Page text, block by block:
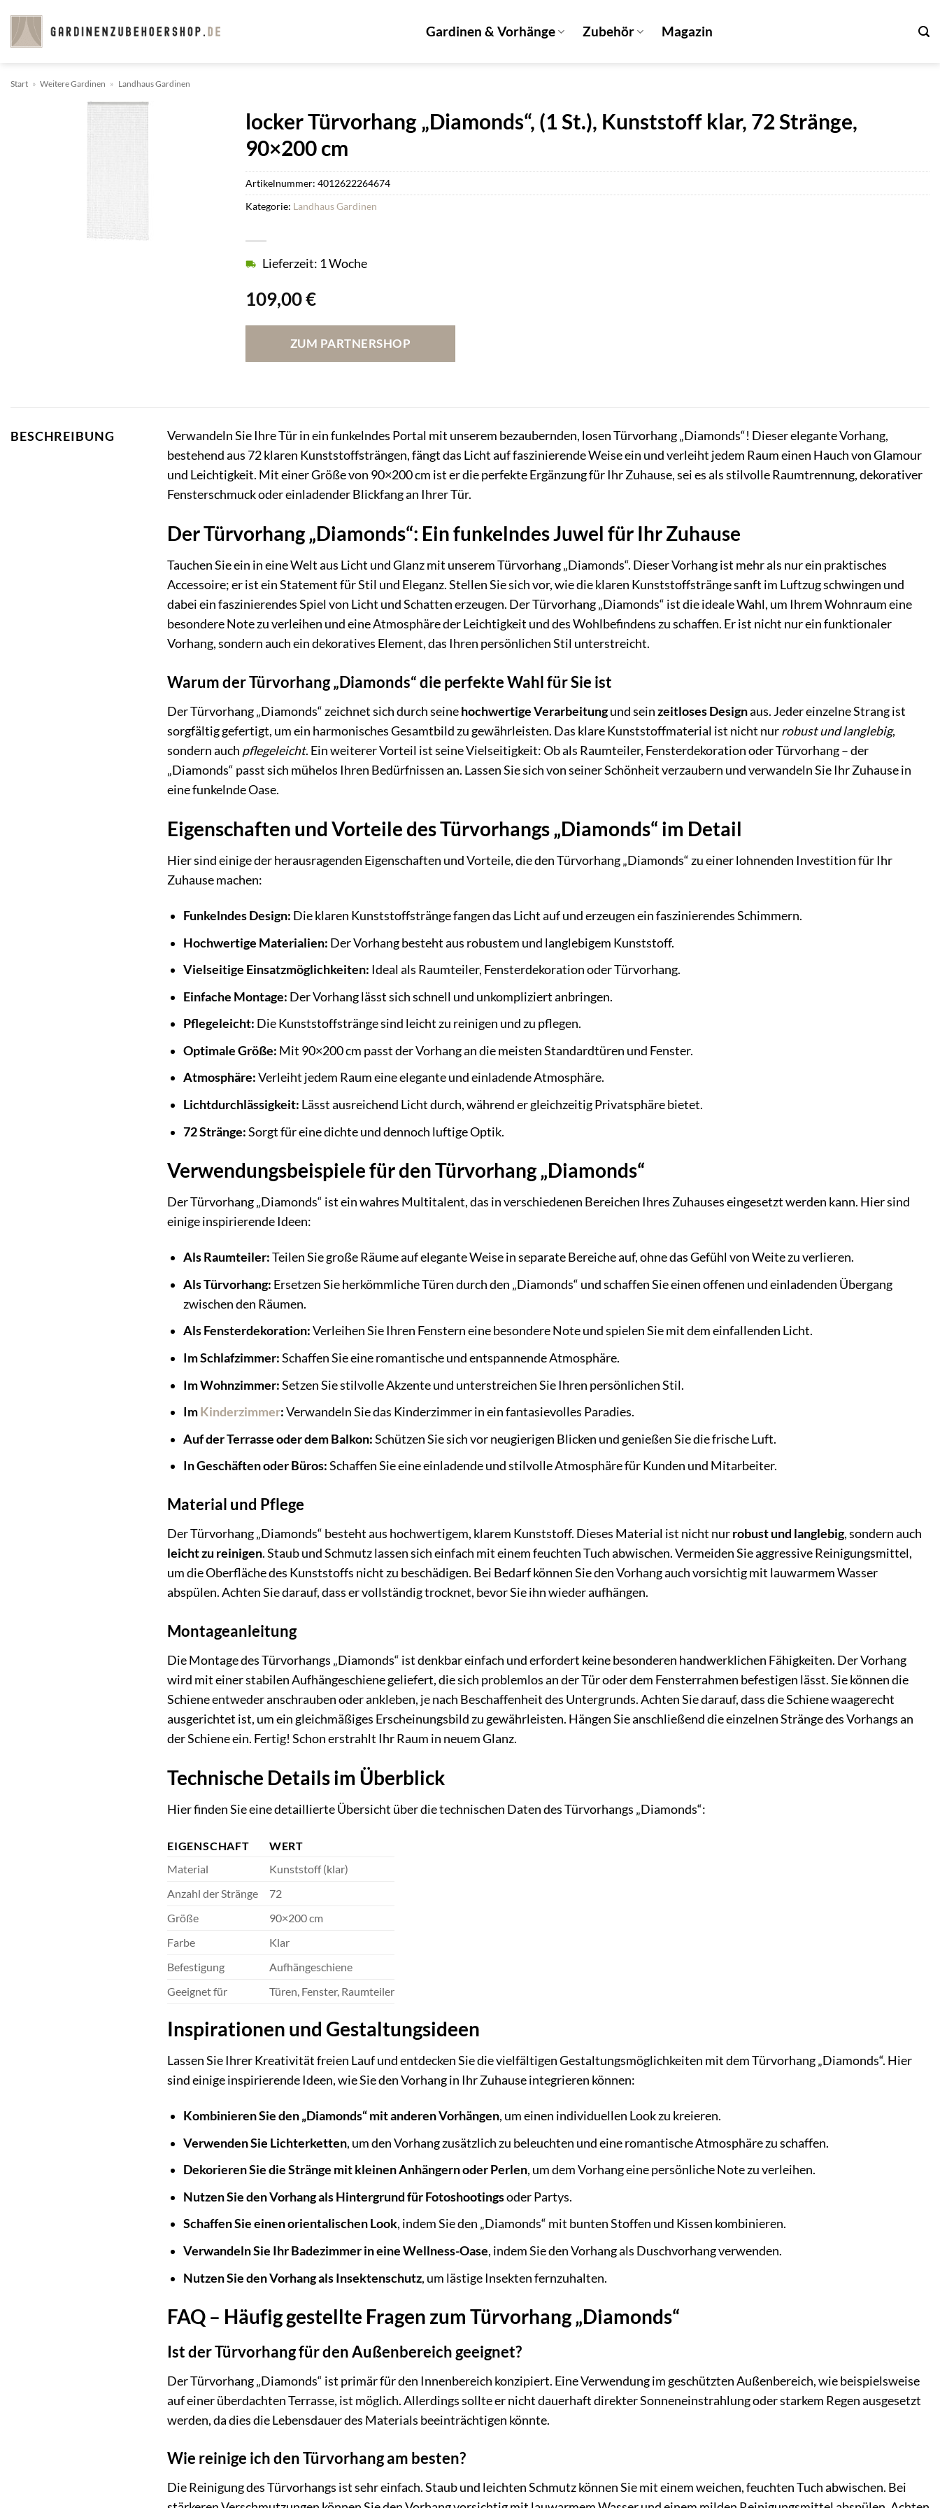
Inhalt
springen
Gardinen & Vorhänge Zubehör Magazin
Start » Weitere Gardinen » Landhaus Gardinen
locker Türvorhang „Diamonds“, (1 St.), Kunststoff klar, 72 Stränge,
90×200 cm
109,00€
Lieferzeit: 1 Woche
ZUM PARTNERSHOP
Artikelnummer: 4012622264674
Kategorie: Landhaus Gardinen
BESCHREIBUNG
Verwandeln Sie Ihre Tür in ein funkelndes Portal mit unserem bezaubernden, losen Türvorhang „Diamonds“! Dieser elegante Vorhang,
bestehend aus 72 klaren Kunststoffsträngen, fängt das Licht auf faszinierende Weise ein und verleiht jedem Raum einen Hauch von Glamour
und Leichtigkeit. Mit einer Größe von 90×200 cm ist er die perfekte Ergänzung für Ihr Zuhause, sei es als stilvolle Raumtrennung, dekorativer
Fensterschmuck oder einladender Blickfang an Ihrer Tür.
Der Türvorhang „Diamonds“: Ein funkelndes Juwel für Ihr Zuhause
Tauchen Sie ein in eine Welt aus Licht und Glanz mit unserem Türvorhang „Diamonds“. Dieser Vorhang ist mehr als nur ein praktisches
Accessoire; er ist ein Statement für Stil und Eleganz. Stellen Sie sich vor, wie die klaren Kunststoffstränge sanft im Luftzug schwingen und
dabei ein faszinierendes Spiel von Licht und Schatten erzeugen. Der Türvorhang „Diamonds“ ist die ideale Wahl, um Ihrem Wohnraum eine
besondere Note zu verleihen und eine Atmosphäre der Leichtigkeit und des Wohlbefindens zu schaffen. Er ist nicht nur ein funktionaler
Vorhang, sondern auch ein dekoratives Element, das Ihren persönlichen Stil unterstreicht.
Warum der Türvorhang „Diamonds“ die perfekte Wahl für Sie ist
Der Türvorhang „Diamonds“ zeichnet sich durch seinehochwertige Verarbeitungund seinzeitloses Designaus. Jeder einzelne Strang ist
sorgfältig gefertigt, um ein harmonisches Gesamtbild zu gewährleisten. Das klare Kunststoffmaterial ist nicht nurrobust und langlebig,
sondern auch pflegeleicht. Ein weiterer Vorteil ist seine Vielseitigkeit: Ob als Raumteiler, Fensterdekoration oder Türvorhang – der
„Diamonds“ passt sich mühelos Ihren Bedürfnissen an. Lassen Sie sich von seiner Schönheit verzaubern und verwandeln Sie Ihr Zuhause in
eine funkelnde Oase.
Eigenschaften und Vorteile des Türvorhangs „Diamonds“ im Detail
Hier sind einige der herausragenden Eigenschaften und Vorteile, die den Türvorhang „Diamonds“ zu einer lohnenden Investition für Ihr
Zuhause machen:
Funkelndes Design: Die klaren Kunststoffstränge fangen das Licht auf und erzeugen ein faszinierendes Schimmern.
Hochwertige Materialien: Der Vorhang besteht aus robustem und langlebigem Kunststoff.
Vielseitige Einsatzmöglichkeiten: Ideal als Raumteiler, Fensterdekoration oder Türvorhang.
Einfache Montage: Der Vorhang lässt sich schnell und unkompliziert anbringen.
Pflegeleicht: Die Kunststoffstränge sind leicht zu reinigen und zu pflegen.
Optimale Größe: Mit 90×200 cm passt der Vorhang an die meisten Standardtüren und Fenster.
Atmosphäre:Verleiht jedem Raum eine elegante und einladende Atmosphäre.
Lichtdurchlässigkeit: Lässt ausreichend Licht durch, während er gleichzeitig Privatsphäre bietet.
72 Stränge:Sorgt für eine dichte und dennoch luftige Optik.
Verwendungsbeispiele für den Türvorhang „Diamonds“
Der Türvorhang „Diamonds“ ist ein wahres Multitalent, das in verschiedenen Bereichen Ihres Zuhauses eingesetzt werden kann. Hier sind
einige inspirierende Ideen:
Als Raumteiler:Teilen Sie große Räume auf elegante Weise in separate Bereiche auf, ohne das Gefühl von Weite zu verlieren.
Als Türvorhang: Ersetzen Sie herkömmliche Türen durch den „Diamonds“ und schaffen Sie einen offenen und einladenden Übergang
zwischen den Räumen.
Als Fensterdekoration:Verleihen Sie Ihren Fenstern eine besondere Note und spielen Sie mit dem einfallenden Licht.
Im Schlafzimmer:Schaffen Sie eine romantische und entspannende Atmosphäre.
Im Wohnzimmer:Setzen Sie stilvolle Akzente und unterstreichen Sie Ihren persönlichen Stil.
ImKinderzimmer:Verwandeln Sie das Kinderzimmer in ein fantasievolles Paradies.
Auf der Terrasse oder dem Balkon:Schützen Sie sich vor neugierigen Blicken und genießen Sie die frische Luft.
In Geschäften oder Büros:Schaffen Sie eine einladende und stilvolle Atmosphäre für Kunden und Mitarbeiter.
Material und Pflege
Der Türvorhang „Diamonds“ besteht aus hochwertigem, klarem Kunststoff. Dieses Material ist nicht nurrobust und langlebig, sondern auch
leicht zu reinigen. Staub und Schmutz lassen sich einfach mit einem feuchten Tuch abwischen. Vermeiden Sie aggressive Reinigungsmittel,
um die Oberfläche des Kunststoffs nicht zu beschädigen. Bei Bedarf können Sie den Vorhang auch vorsichtig mit lauwarmem Wasser
abspülen. Achten Sie darauf, dass er vollständig trocknet, bevor Sie ihn wieder aufhängen.
Montageanleitung
Die Montage des Türvorhangs „Diamonds“ ist denkbar einfach und erfordert keine besonderen handwerklichen Fähigkeiten. Der Vorhang
wird mit einer stabilen Aufhängeschiene geliefert, die sich problemlos an der Tür oder dem Fensterrahmen befestigen lässt. Sie können die
Schiene entweder anschrauben oder ankleben, je nach Beschaffenheit des Untergrunds. Achten Sie darauf, dass die Schiene waagerecht
ausgerichtet ist, um ein gleichmäßiges Erscheinungsbild zu gewährleisten. Hängen Sie anschließend die einzelnen Stränge des Vorhangs an
der Schiene ein. Fertig! Schon erstrahlt Ihr Raum in neuem Glanz.
Technische Details im Überblick
Hier finden Sie eine detaillierte Übersicht über die technischen Daten des Türvorhangs „Diamonds“:
EIGENSCHAFT
WERT
Material
Kunststoff (klar)
Anzahl der Stränge
72
Größe
90×200 cm
Farbe
Klar
Befestigung
Aufhängeschiene
Geeignet für
Türen, Fenster, Raumteiler
Inspirationen und Gestaltungsideen
Lassen Sie Ihrer Kreativität freien Lauf und entdecken Sie die vielfältigen Gestaltungsmöglichkeiten mit dem Türvorhang „Diamonds“. Hier
sind einige inspirierende Ideen, wie Sie den Vorhang in Ihr Zuhause integrieren können:
Kombinieren Sie den „Diamonds“ mit anderen Vorhängen, um einen individuellen Look zu kreieren.
Verwenden Sie Lichterketten, um den Vorhang zusätzlich zu beleuchten und eine romantische Atmosphäre zu schaffen.
Dekorieren Sie die Stränge mit kleinen Anhängern oder Perlen, um dem Vorhang eine persönliche Note zu verleihen.
Nutzen Sie den Vorhang als Hintergrund für Fotoshootingsoder Partys.
Schaffen Sie einen orientalischen Look, indem Sie den „Diamonds“ mit bunten Stoffen und Kissen kombinieren.
Verwandeln Sie Ihr Badezimmer in eine Wellness-Oase, indem Sie den Vorhang als Duschvorhang verwenden.
Nutzen Sie den Vorhang als Insektenschutz, um lästige Insekten fernzuhalten.
FAQ – Häufig gestellte Fragen zum Türvorhang „Diamonds“
Ist der Türvorhang für den Außenbereich geeignet?
Der Türvorhang „Diamonds“ ist primär für den Innenbereich konzipiert. Eine Verwendung im geschützten Außenbereich, wie beispielsweise
auf einer überdachten Terrasse, ist möglich. Allerdings sollte er nicht dauerhaft direkter Sonneneinstrahlung oder starkem Regen ausgesetzt
werden, da dies die Lebensdauer des Materials beeinträchtigen könnte.
Wie reinige ich den Türvorhang am besten?
Die Reinigung des Türvorhangs ist sehr einfach. Staub und leichten Schmutz können Sie mit einem weichen, feuchten Tuch abwischen. Bei